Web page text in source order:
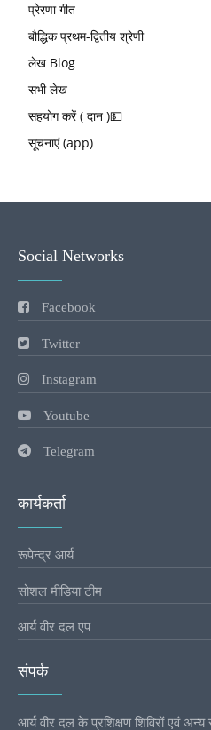
प्रेरणा गीत
बौद्धिक प्रथम-द्वितीय श्रेणी
लेख Blog
सभी लेख
सहयोग करें ( दान )💵
सूचनाएं (app)
Social Networks
Facebook
Twitter
Instagram
Youtube
Telegram
कार्यकर्ता
रूपेन्द्र आर्य
सोशल मीडिया टीम
आर्य वीर दल एप
संपर्क
आर्य वीर दल के प्रशिक्षण शिविरों एवं